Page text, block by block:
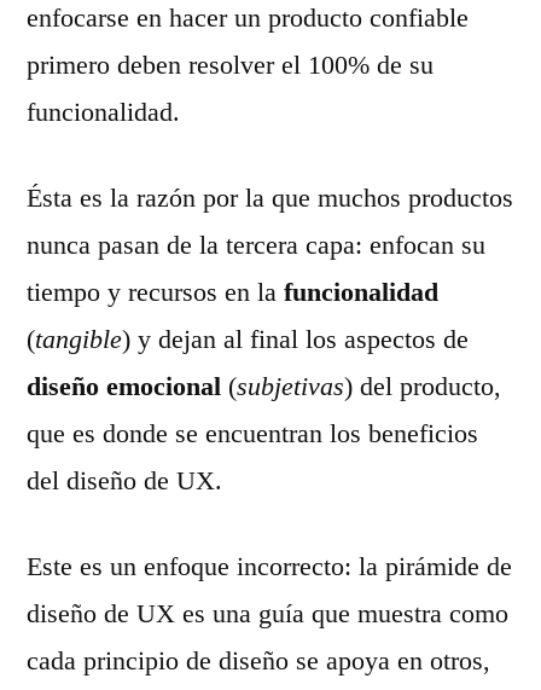
enfocarse en hacer un producto confiable
primero deben resolver el 100% de su
funcionalidad.
Ésta es la razón por la que muchos productos
nunca pasan de la tercera capa: enfocan su
tiempo y recursos en la funcionalidad
(tangible) y dejan al final los aspectos de
diseño emocional (subjetivas) del producto,
que es donde se encuentran los beneficios
del diseño de UX.
Este es un enfoque incorrecto: la pirámide de
diseño de UX es una guía que muestra como
cada principio de diseño se apoya en otros,